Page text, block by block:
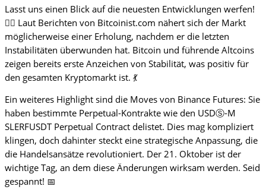
Lasst uns einen Blick auf die neuesten Entwicklungen werfen!
🕵️‍♀️ Laut Berichten von Bitcoinist.com nähert sich der Markt
möglicherweise einer Erholung, nachdem er die letzten
Instabilitäten überwunden hat. Bitcoin und führende Altcoins
zeigen bereits erste Anzeichen von Stabilität, was positiv für
den gesamten Kryptomarkt ist. 💃
Ein weiteres Highlight sind die Moves von Binance Futures: Sie
haben bestimmte Perpetual-Kontrakte wie den USDⓈ-M
SLERFUSDT Perpetual Contract delistet. Dies mag kompliziert
klingen, doch dahinter steckt eine strategische Anpassung, die
die Handelsansätze revolutioniert. Der 21. Oktober ist der
wichtige Tag, an dem diese Änderungen wirksam werden. Seid
gespannt! 📅